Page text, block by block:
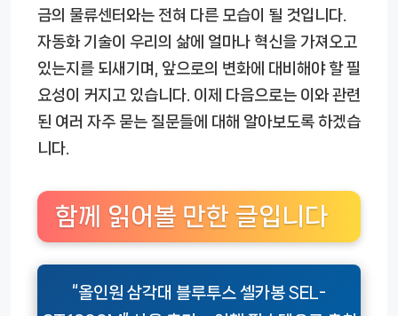
금의 물류센터와는 전혀 다른 모습이 될 것입니다.
자동화 기술이 우리의 삶에 얼마나 혁신을 가져오고
있는지를 되새기며, 앞으로의 변화에 대비해야 할 필
요성이 커지고 있습니다. 이제 다음으로는 이와 관련
된 여러 자주 묻는 질문들에 대해 알아보도록 하겠습
니다.
함께 읽어볼 만한 글입니다
“올인원 삼각대 블루투스 셀카봉 SEL-